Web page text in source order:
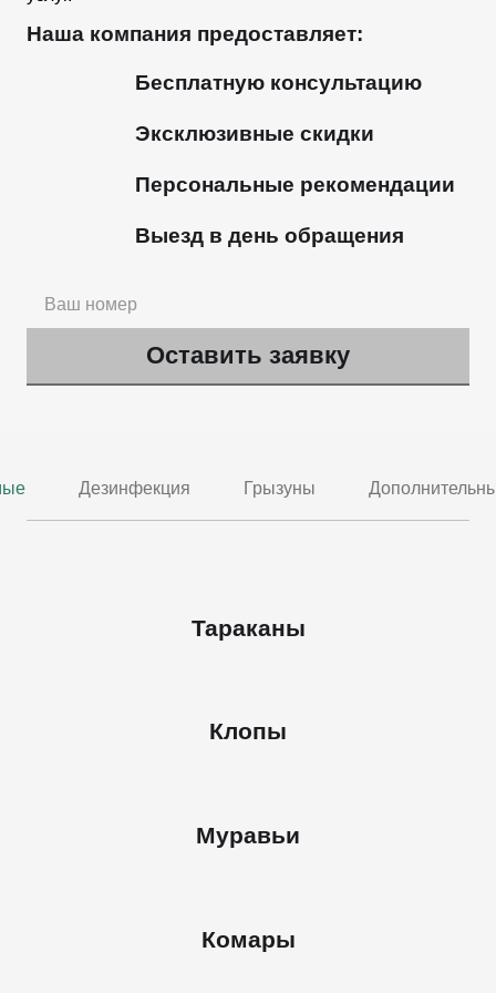
Наша компания предоставляет:
Бесплатную консультацию
Эксклюзивные скидки
Персональные рекомендации
Выезд в день обращения
Дезинфекция Грызуны
Тараканы
Клопы
Муравьи
Комары